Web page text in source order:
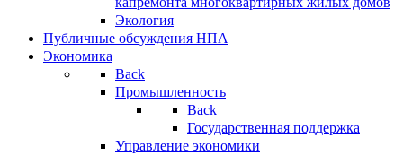
Экология
Публичные обсуждения НПА
Экономика
Back
Промышленность
Back
Государственная поддержка
Управление экономики